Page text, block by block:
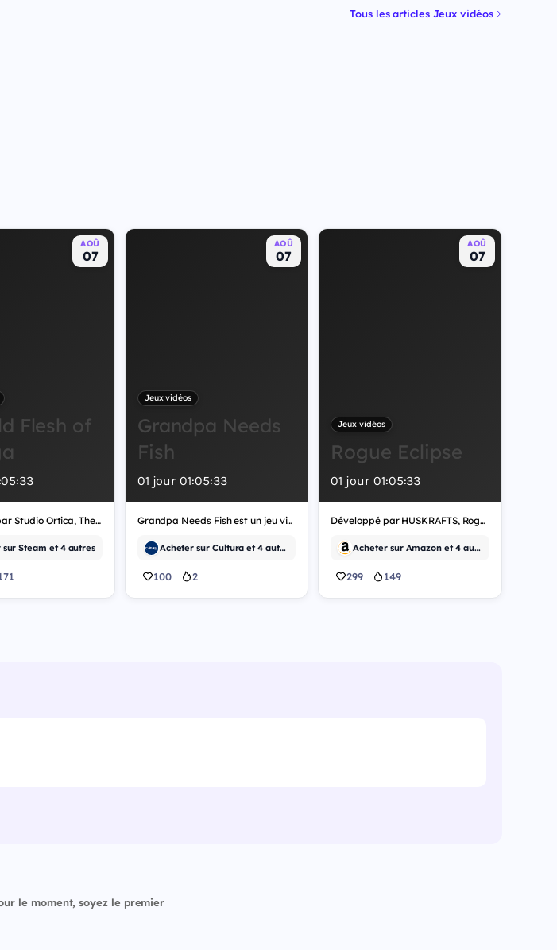
Tous les articles Jeux vidéos
AOÛ
07
Flesh of
:05:32
Développé par Studio Ortica, The Old Flesh of Nuraga est un jeu vidéo d'aventure.
Steam et 4 autres
AOÛ
07
Jeux vidéos
Grandpa Needs
Fish
01 jour 01:05:32
Grandpa Needs Fish est un jeu vidéo de simulation.
Acheter sur Cultura et 4 autres
100 2
AOÛ
07
Jeux vidéos
Rogue Eclipse
01 jour 01:05:32
Développé par HUSKRAFTS, Rogue Eclipse est un jeu vidéo d'indépendant.
Acheter sur Amazon et 4 autres
299 149
le moment, soyez le premier